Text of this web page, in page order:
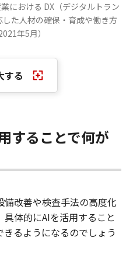
における DX（デジタルトラン
た人材の確保・育成や働き方
年5月）
する
することで何が
改善や検査手法の高度化
体的にAIを活用すること
るようになるのでしょう